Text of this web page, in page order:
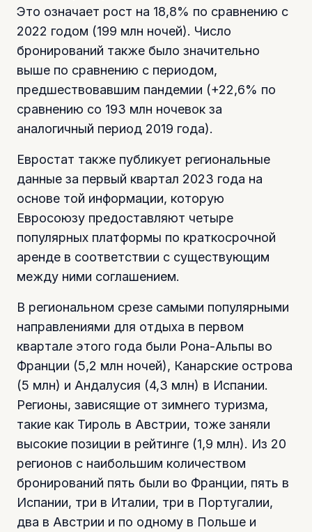
Это означает рост на 18,8% по сравнению с
2022 годом (199 млн ночей). Число
бронирований также было значительно
выше по сравнению с периодом,
предшествовавшим пандемии (+22,6% по
сравнению со 193 млн ночевок за
аналогичный период 2019 года).
Евростат также публикует региональные
данные за первый квартал 2023 года на
основе той информации, которую
Евросоюзу предоставляют четыре
популярных платформы по краткосрочной
аренде в соответствии с существующим
между ними соглашением.
В региональном срезе самыми популярными
направлениями для отдыха в первом
квартале этого года были Рона-Альпы во
Франции (5,2 млн ночей), Канарские острова
(5 млн) и Андалусия (4,3 млн) в Испании.
Регионы, зависящие от зимнего туризма,
такие как Тироль в Австрии, тоже заняли
высокие позиции в рейтинге (1,9 млн). Из 20
регионов с наибольшим количеством
бронирований пять были во Франции, пять в
Испании, три в Италии, три в Португалии,
два в Австрии и по одному в Польше и